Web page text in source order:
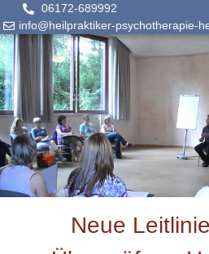
06172-689992
info@heilpraktiker-psychotherapie-
Neue